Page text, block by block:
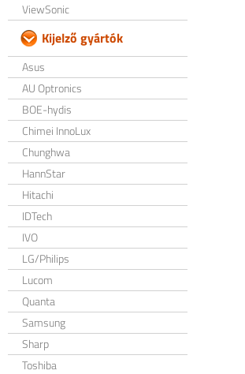
ViewSonic
Kijelző gyártók
Asus
AU Optronics
BOE-hydis
Chimei InnoLux
Chunghwa
HannStar
Hitachi
IDTech
IVO
LG/Philips
Lucom
Quanta
Samsung
Sharp
Toshiba